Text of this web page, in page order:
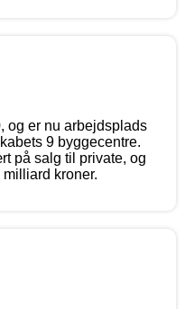
og er nu arbejdsplads
9 byggecentre.
på salg til private, og
kroner.